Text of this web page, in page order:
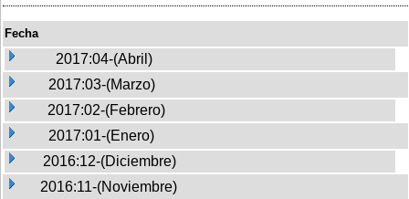
Fecha
2017:04-(Abril)
2017:03-(Marzo)
2017:02-(Febrero)
2017:01-(Enero)
2016:12-(Diciembre)
2016:11-(Noviembre)